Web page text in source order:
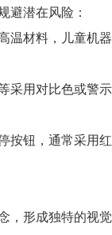
避潜在风险：
温材料，儿童机器
采用对比色或警示
按钮，通常采用红
，形成独特的视觉